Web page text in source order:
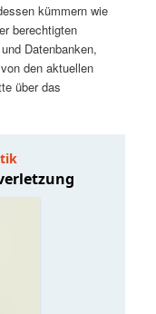
kümmern wie
berechtigten
Datenbanken,
den aktuellen
über das